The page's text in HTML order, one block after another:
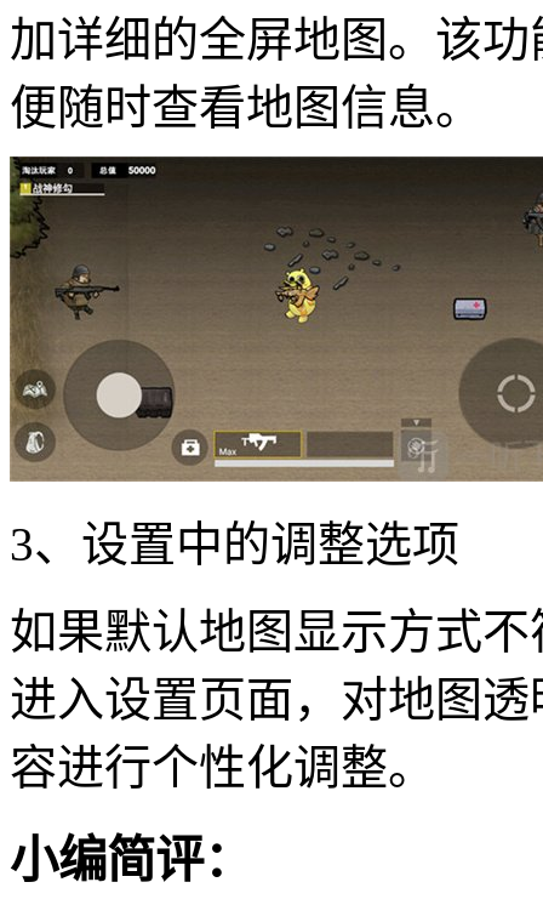
加详细的全屏地图。该
便随时查看地图信息。
3、设置中的调整选项
如果默认地图显示方式
进入设置页面，对地图
容进行个性化调整。
小编简评：